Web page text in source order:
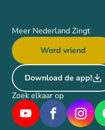
Meer Nederland Zingt
Word vriend
Download de app!
Zoek elkaar op